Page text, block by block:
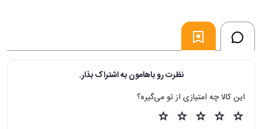
نظرت رو باهامون به اشتراک بذار.
این کالا چه امتیازی از تو می‌گیره؟